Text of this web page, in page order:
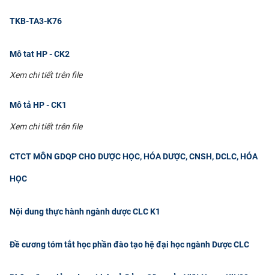
TKB-TA3-K76
Mô tat HP - CK2
Xem chi tiết trên file
Mô tả HP - CK1
Xem chi tiết trên file
CTCT MÔN GDQP CHO DƯỢC HỌC, HÓA DƯỢC, CNSH, DCLC, HÓA
HỌC
Nội dung thực hành ngành dược CLC K1
Đề cương tóm tắt học phần đào tạo hệ đại học ngành Dược CLC